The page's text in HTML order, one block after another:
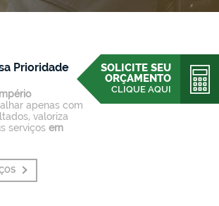
SOLICITE SEU
ORÇAMENTO
CLIQUE AQUI
Prioridade
Império
apenas com
valoriza
serviços em